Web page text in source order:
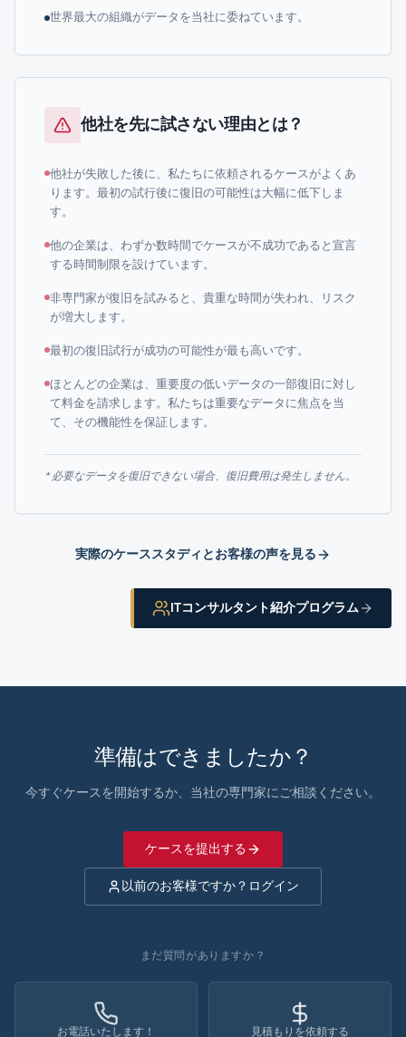
世界最大の組織がデータを当社に委ねています。
他社を先に試さない理由とは？
他社が失敗した後に、私たちに依頼されるケースがよくあ
ります。最初の試行後に復旧の可能性は大幅に低下しま
す。
他の企業は、わずか数時間でケースが不成功であると宣言
する時間制限を設けています。
非専門家が復旧を試みると、貴重な時間が失われ、リスク
が増大します。
最初の復旧試行が成功の可能性が最も高いです。
ほとんどの企業は、重要度の低いデータの一部復旧に対し
て料金を請求します。私たちは重要なデータに焦点を当
て、その機能性を保証します。
* 必要なデータを復旧できない場合、復旧費用は発生しません。
実際のケーススタディとお客様の声を見る
ITコンサルタント紹介プログラム
準備はできましたか？
今すぐケースを開始するか、当社の専門家にご相談ください。
ケースを提出する
以前のお客様ですか？ログイン
まだ質問がありますか？
お電話いたします！ 見積もりを依頼する